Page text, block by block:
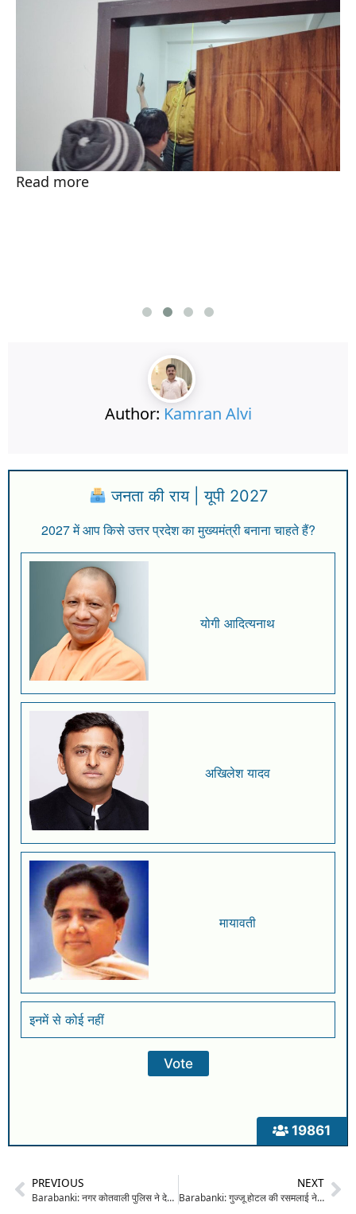
Read more
Author: Kamran Alvi
19861
जनता की राय | यूपी 2027
2027 में आप किसे उत्तर प्रदेश का मुख्यमंत्री बनाना चाहते हैं?
योगी आदित्यनाथ
अखिलेश यादव
मायावती
इनमें से कोई नहीं
PREVIOUS
Barabanki: नगर कोतवाली पुलिस ने देसी बमों और तमंचा-कारतूस के साथ 4 बदमाशो को किया गिरफ्तार
NEXT
Barabanki: गुज्जू होटल की रसमलाई ने पत्रकार को पहुंचाया ट्रामा सेंटर, फूड विभाग की सक्रियता पर उठे सवाल